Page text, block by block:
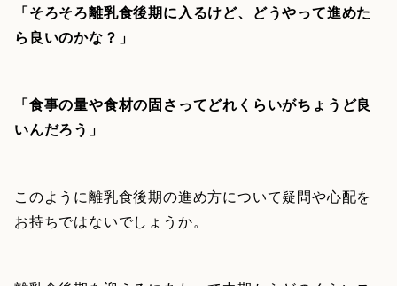
「そろそろ離乳食後期に入るけど、どうやって進めた
ら良いのかな？」
「食事の量や食材の固さってどれくらいがちょうど良
いんだろう」
このように離乳食後期の進め方について疑問や心配を
お持ちではないでしょうか。